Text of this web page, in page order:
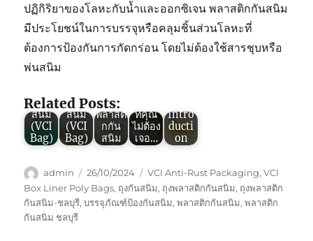
ปฏิกิริยาของโลหะกับน้ำและออกซิเจน พลาสติกกันสนิม
มีประโยชน์ในการบรรจุหรือคลุมชิ้นส่วนโลหะที่
ต้องการป้องกันการกัดกร่อน โดยไม่ต้องใช้สารชุบหรือ
พ่นสนิม
Related Posts:
Green
กกัน
สนิม
(VCI
Bag)
กกัน
สนิม
(VCI
Bag)
บัติถุง
พลาสติ
กกัน
สนิม
ที่คุณ
ไม่ต้อง
เจอ…
Intro
ducti
on
Author
admin
Posted
on
26/10/2024 Tags
VCI Anti-Rust Packaging,VCI
Box Liner Poly Bags, ถุงกันสนิม, ถุงพลาสติกกันสนิม, ถุงพลาสติก
กันสนิม-ชลบุรี,บรรจุภัณฑ์ป้องกันสนิม,พลาสติกกันสนิม,พลาสติก
กันสนิม ชลบุรี